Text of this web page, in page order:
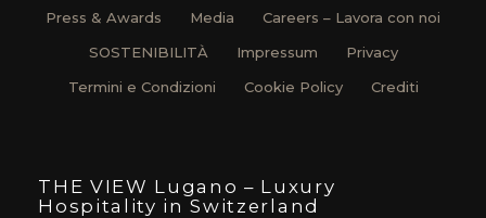
Press & Awards
Media
Careers – Lavora con noi
SOSTENIBILITÀ
Impressum
Privacy
Termini e Condizioni
Cookie Policy Crediti
THE VIEW Lugano – Luxury
Hospitality in Switzerland